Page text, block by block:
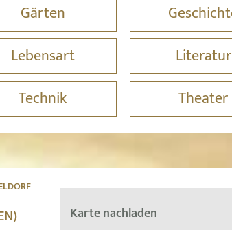
Gärten
Lebensart Literatur
Technik Theater
Karte nachladen